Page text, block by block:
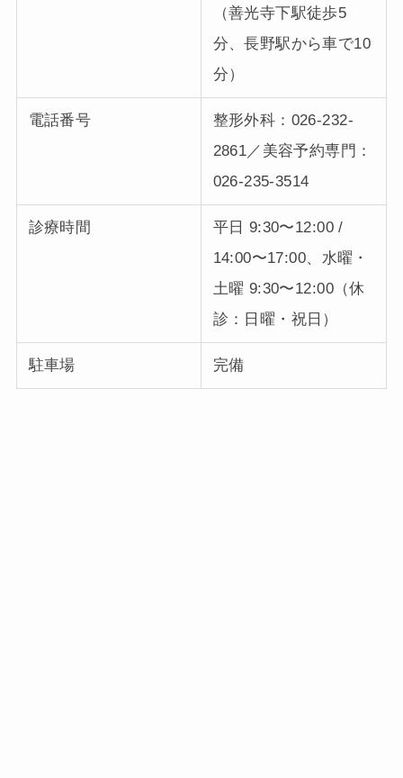
（善光寺下駅徒歩5
分、長野駅から車で10
分）
電話番号
整形外科：026-232-
2861／美容予約専門：
026-235-3514
診療時間
平日 9:30〜12:00 /
14:00〜17:00、水曜・
土曜 9:30〜12:00（休
診：日曜・祝日）
駐車場 完備